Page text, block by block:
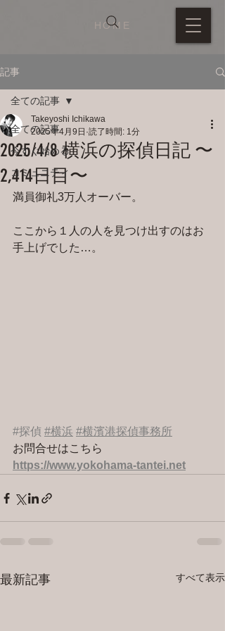
HOME
記事
全ての記事
今すぐ始める
コミュニティ
全ての記事
2025/4/8 横浜の探偵日記 〜
2,414日目〜
Takeyoshi Ichikawa
2025年4月9日 読了時間: 1分
満員御礼3万人オーバー。
ここから１人の人を見つけ出すのはお
手上げでした…。
#探偵 #横浜 #横濱港探偵事務所
お問合せはこちら
https://www.yokohama-tantei.net
最新記事 すべて表示